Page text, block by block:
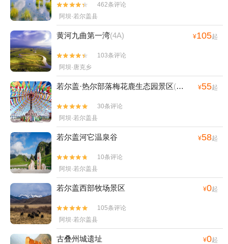


462条评论
阿坝·若尔盖县
黄河九曲第一湾(4A) ¥105起


103条评论
阿坝·唐克乡
若尔盖·热尔部落梅花鹿生态园景区(3A) ¥55起


30条评论
阿坝·若尔盖县
若尔盖河它温泉谷 ¥58起


10条评论
阿坝·若尔盖县
若尔盖西部牧场景区 ¥0起


105条评论
阿坝·若尔盖县
古叠州城遗址 ¥0起